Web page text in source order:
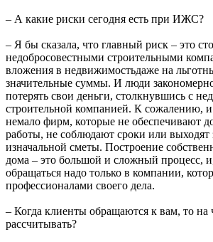
– А какие риски сегодня есть при ИЖС?
– Я бы сказала, что главный риск – это
недобросовестными строительными
вложения в недвижимостьдаже на
значительные суммы. И люди
потерять свои деньги, столкнувшись с
строительной компанией. К сожалению, и
немало фирм, которые не обеспечивают
работы, не соблюдают сроки или выходят
изначальной сметы. Построение
дома – это большой и сложный процесс,
обращаться надо только в компании,
профессионалами своего дела.
– Когда клиенты обращаются к вам, то на
рассчитывать?